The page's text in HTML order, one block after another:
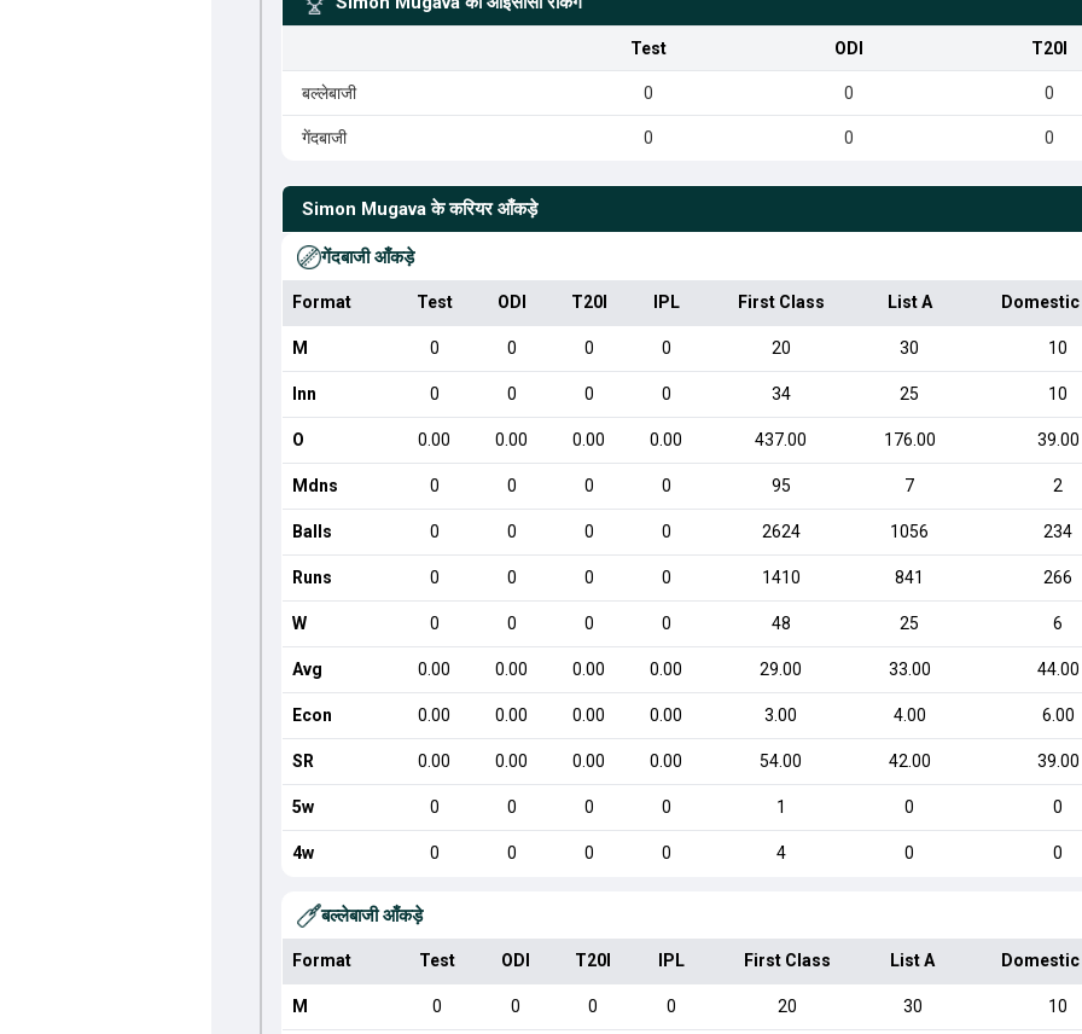
Test ODI T20I
बल्लेबाजी 0 0 0
गेंदबाजी 0 0 0
Simon Mugava के करियर आँकड़े
गेंदबाजी आँकड़े
Format Test ODI T20I IPL First Class List A
M 0 0 0 0 20 30 10
Inn 0 0 0 0 34 25 10
O 0.00 0.00 0.00 0.00 437.00 176.00 39.00
Mdns 0 0 0 0 95 7 2
Balls 0 0 0 0 2624 1056 234
Runs 0 0 0 0 1410 841 266
W 0 0 0 0 48 25 6
Avg 0.00 0.00 0.00 0.00 29.00 33.00 44.00
Econ 0.00 0.00 0.00 0.00 3.00 4.00 6.00
SR 0.00 0.00 0.00 0.00 54.00 42.00 39.00
5w 0 0 0 0 1 0 0
4w 0 0 0 0 4 0 0
बल्लेबाजी आँकड़े
Format Test ODI T20I IPL First Class List A
M 0 0 0 0 20 30 10